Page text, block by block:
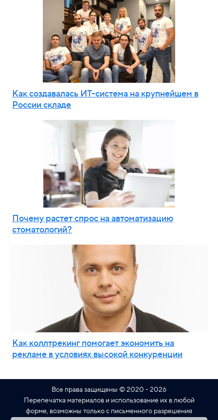
Как создавалась ИТ-система на крупнейшем в
России складе
Почему растет спрос на автоматизацию
стоматологий?
Как коллтрекинг помогает экономить на
рекламе в условиях высокой конкуренции
Все права защищены © 2020 - 2026
Перепечатка материалов и использование их в любой
форме, возможны только с письменного разрешения